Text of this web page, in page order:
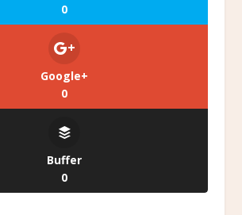
0
Google+
0
Buffer
0